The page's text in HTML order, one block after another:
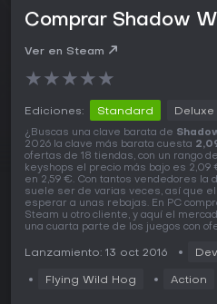
Comprar Shadow
Ver en Steam
★★★★★
Ediciones: Standard Deluxe
¿Buscas una clave barata de
2026 la clave más barata cuesta
ofertas de 18 tiendas, con un rango de
keyshops el precio más bajo es
en 2,59 €. Con tantos vendedores la
suele ser de varias veces, así que
esperar a unas rebajas. En PC
Steam u otro cliente, y aquí el
una cuarta parte de los juegos con
Lanzamiento: 13 oct 2016
Flying Wild Hog Action